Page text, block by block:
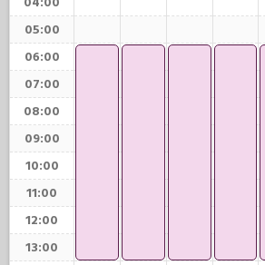
05:00
06:00
07:00
08:00
09:00
10:00
11:00
12:00
13:00